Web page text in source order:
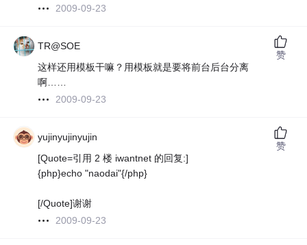
2009-09-23
TR@SOE
这样还用模板干嘛？用模板就是要将前台后台分离
啊……
2009-09-23
赞
yujinyujinyujin
[Quote=引用 2 楼 iwantnet 的回复:]
{php}echo "naodai"{/php}
[/Quote]谢谢
2009-09-23
赞